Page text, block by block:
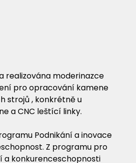
realizována moderinazce
pro opracování kamene
strojů , konkrétně u
a CNC leštící linky.
Podnikání a inovace
Z programu pro
a konkurenceschopnosti